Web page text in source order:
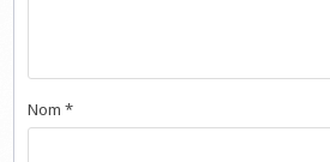
Nom*